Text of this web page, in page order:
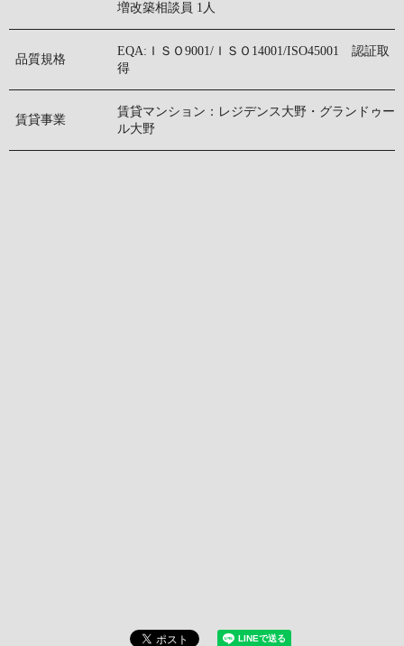
増改築相談員 1人
品質規格
EQA:ＩＳＯ9001/ＩＳＯ14001/ISO45001 認証取
得
賃貸事業
賃貸マンション：レジデンス大野・グランドゥー
ル大野